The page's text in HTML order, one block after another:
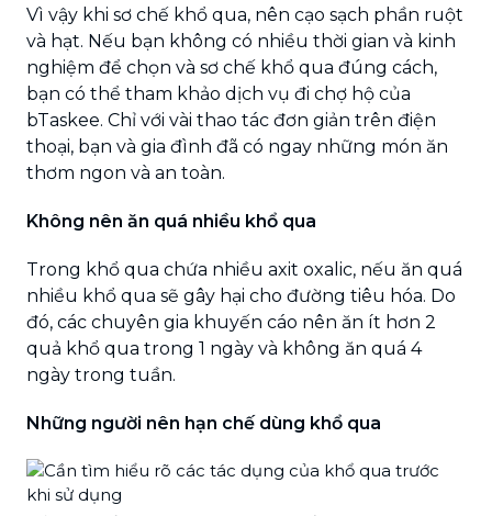
Vì vậy khi sơ chế khổ qua, nên cạo sạch phần ruột
và hạt. Nếu bạn không có nhiều thời gian và kinh
nghiệm để chọn và sơ chế khổ qua đúng cách,
bạn có thể tham khảo dịch vụ đi chợ hộ của
bTaskee. Chỉ với vài thao tác đơn giản trên điện
thoại, bạn và gia đình đã có ngay những món ăn
thơm ngon và an toàn.
Không nên ăn quá nhiều khổ qua
Trong khổ qua chứa nhiều axit oxalic, nếu ăn quá
nhiều khổ qua sẽ gây hại cho đường tiêu hóa. Do
đó, các chuyên gia khuyến cáo nên ăn ít hơn 2
quả khổ qua trong 1 ngày và không ăn quá 4
ngày trong tuần.
Những người nên hạn chế dùng khổ qua